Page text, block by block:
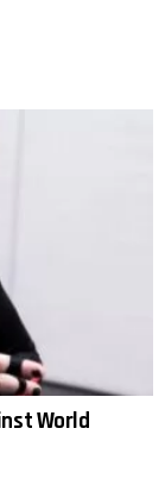
World